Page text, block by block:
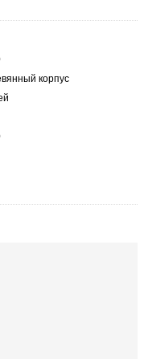
корпус